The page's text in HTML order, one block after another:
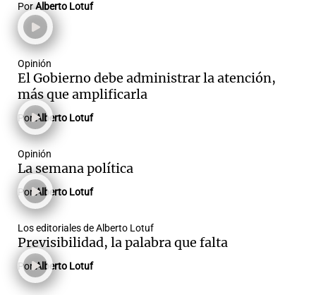
PorAlberto Lotuf
Opinión
El Gobierno debe administrar la atención,
más que amplificarla
PorAlberto Lotuf
Opinión
La semana política
PorAlberto Lotuf
Los editoriales de Alberto Lotuf
Previsibilidad, la palabra que falta
PorAlberto Lotuf